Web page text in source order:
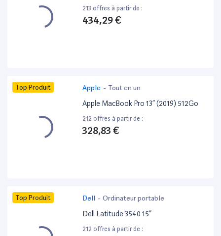
213 offres à partir de :
434,29 €
Top Produit Apple - Tout en un
Apple MacBook Pro 13” (2019) 512Go
212 offres à partir de :
328,83 €
Top Produit Dell - Ordinateur portable
Dell Latitude 3540 15”
212 offres à partir de :